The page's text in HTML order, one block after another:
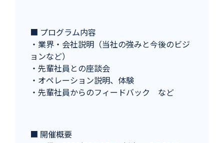
■ プログラム内容
・業界・会社説明（当社の強みと今後のビジ
ョンなど）
・先輩社員との座談会
・オペレーション説明、体験
・先輩社員からのフィードバック など
■ 開催概要